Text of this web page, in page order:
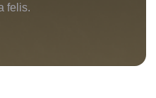
felis.